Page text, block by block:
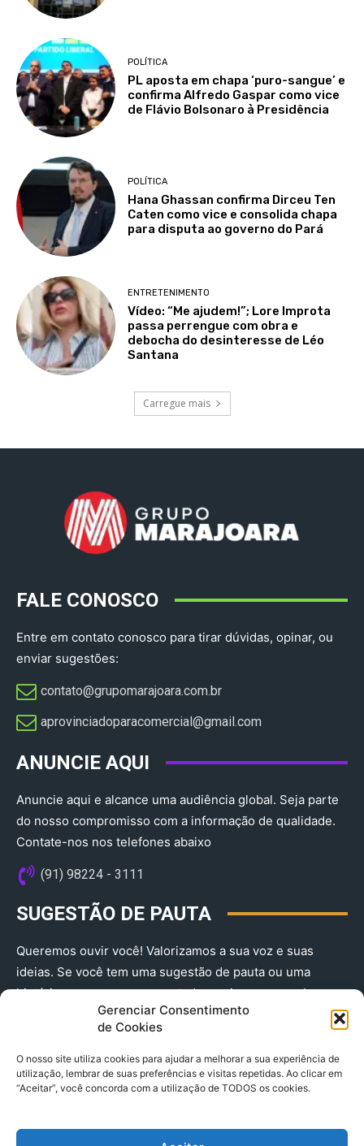
Gerenciar Consentimento
de Cookies
O nosso site utiliza cookies para ajudar a melhorar a sua experiência de
utilização, lembrar de suas preferências e visitas repetidas. Ao clicar em
“Aceitar”, você concorda com a utilização de TODOS os cookies.
POLÍTICA
PL aposta em chapa ‘puro-sangue’ e
confirma Alfredo Gaspar como vice
de Flávio Bolsonaro à Presidência
POLÍTICA
Hana Ghassan confirma Dirceu Ten
Caten como vice e consolida chapa
para disputa ao governo do Pará
ENTRETENIMENTO
Vídeo: “Me ajudem!”; Lore Improta
passa perrengue com obra e
debocha do desinteresse de Léo
Santana
Carregue mais
FALE CONOSCO
Entre em contato conosco para tirar dúvidas, opinar, ou
enviar sugestões:
contato@grupomarajoara.com.br
aprovinciadoparacomercial@gmail.com​
ANUNCIE AQUI
Anuncie aqui e alcance uma audiência global. Seja parte
do nosso compromisso com a informação de qualidade.
Contate-nos nos telefones abaixo
(91) 98224 - 3111
SUGESTÃO DE PAUTA
Queremos ouvir você! Valorizamos a sua voz e suas
ideias. Se você tem uma sugestão de pauta ou uma
história que merece ser contada, envie-nos agora!
(91) 98224 - 3111